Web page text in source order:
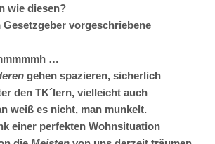
wie diesen?
vorgeschriebene
…
gehen spazieren, sicherlich
den TK´lern, vielleicht auch
weiß es nicht, man munkelt.
einer perfekten Wohnsituation